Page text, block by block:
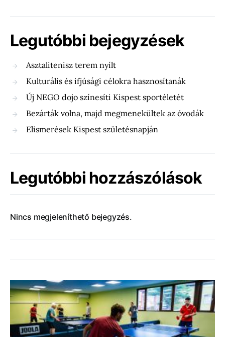
Legutóbbi bejegyzések
Asztalitenisz terem nyílt
Kulturális és ifjúsági célokra hasznosítanák
Új NEGO dojo színesíti Kispest sportéletét
Bezárták volna, majd megmenekültek az óvodák
Elismerések Kispest születésnapján
Legutóbbi hozzászólások
Nincs megjeleníthető bejegyzés.